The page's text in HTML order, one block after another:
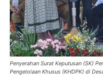
Penyerahan Surat Keputusan (SK)
Pengelolaan Khusus (KHDPK) di